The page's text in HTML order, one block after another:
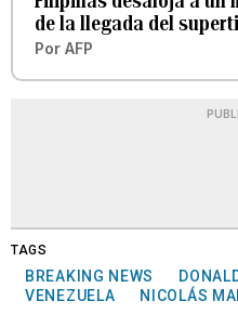
de la llegada del
Por AFP
TAGS
BREAKING NEWS
VENEZUELA
NICOLÁS